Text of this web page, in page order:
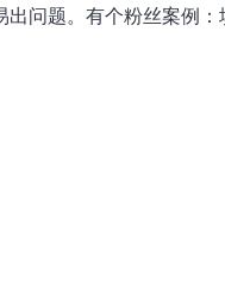
出问题。有个粉丝案例